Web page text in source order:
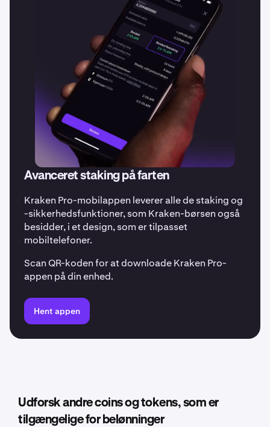
Avanceret staking på farten
Kraken Pro-mobilappen leverer alle de staking og
-sikkerhedsfunktioner, som Kraken-børsen også
besidder, i et design, som er tilpasset
mobiltelefoner.
Scan QR-koden for at downloade Kraken Pro-
appen på din enhed.
Hent appen
Udforsk andre coins og tokens, som er
tilgængelige for belønninger